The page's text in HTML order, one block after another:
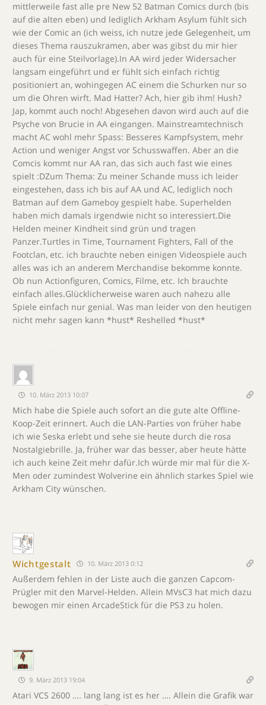
mittlerweile fast alle pre New 52 Batman Comics durch (bis
auf die alten eben) und lediglich Arkham Asylum fühlt sich
wie der Comic an (ich weiss, ich nutze jede Gelegenheit, um
dieses Thema rauszukramen, aber was gibst du mir hier
auch für eine Steilvorlage).In AA wird jeder Widersacher
langsam eingeführt und er fühlt sich einfach richtig
positioniert an, wohingegen AC einem die Schurken nur so
um die Ohren wirft. Mad Hatter? Ach, hier gib ihm! Hush?
Jap, kommt auch noch! Abgesehen davon wird auch auf die
Psyche von Brucie in AA eingangen. Mainstreamtechnisch
macht AC wohl mehr Spass: Besseres Kampfsystem, mehr
Action und weniger Angst vor Schusswaffen. Aber an die
Comcis kommt nur AA ran, das sich auch fast wie eines
spielt :DZum Thema: Zu meiner Schande muss ich leider
eingestehen, dass ich bis auf AA und AC, lediglich noch
Batman auf dem Gameboy gespielt habe. Superhelden
haben mich damals irgendwie nicht so interessiert.Die
Helden meiner Kindheit sind grün und tragen
Panzer.Turtles in Time, Tournament Fighters, Fall of the
Footclan, etc. ich brauchte neben einigen Videospiele auch
alles was ich an anderem Merchandise bekomme konnte.
Ob nun Actionfiguren, Comics, Filme, etc. Ich brauchte
einfach alles.Glücklicherweise waren auch nahezu alle
Spiele einfach nur genial. Was man leider von den heutigen
nicht mehr sagen kann *hust* Reshelled *hust*
10. März 2013 10:07
Mich habe die Spiele auch sofort an die gute alte Offline-
Koop-Zeit erinnert. Auch die LAN-Parties von früher habe
ich wie Seska erlebt und sehe sie heute durch die rosa
Nostalgiebrille. Ja, früher war das besser, aber heute hätte
ich auch keine Zeit mehr dafür.Ich würde mir mal für die X-
Men oder zumindest Wolverine ein ähnlich starkes Spiel wie
Arkham City wünschen.
Wichtgestalt 10. März 2013 0:12
Außerdem fehlen in der Liste auch die ganzen Capcom-
Prügler mit den Marvel-Helden. Allein MVsC3 hat mich dazu
bewogen mir einen ArcadeStick für die PS3 zu holen.
9. März 2013 19:04
Atari VCS 2600 …. lang lang ist es her …. Allein die Grafik war